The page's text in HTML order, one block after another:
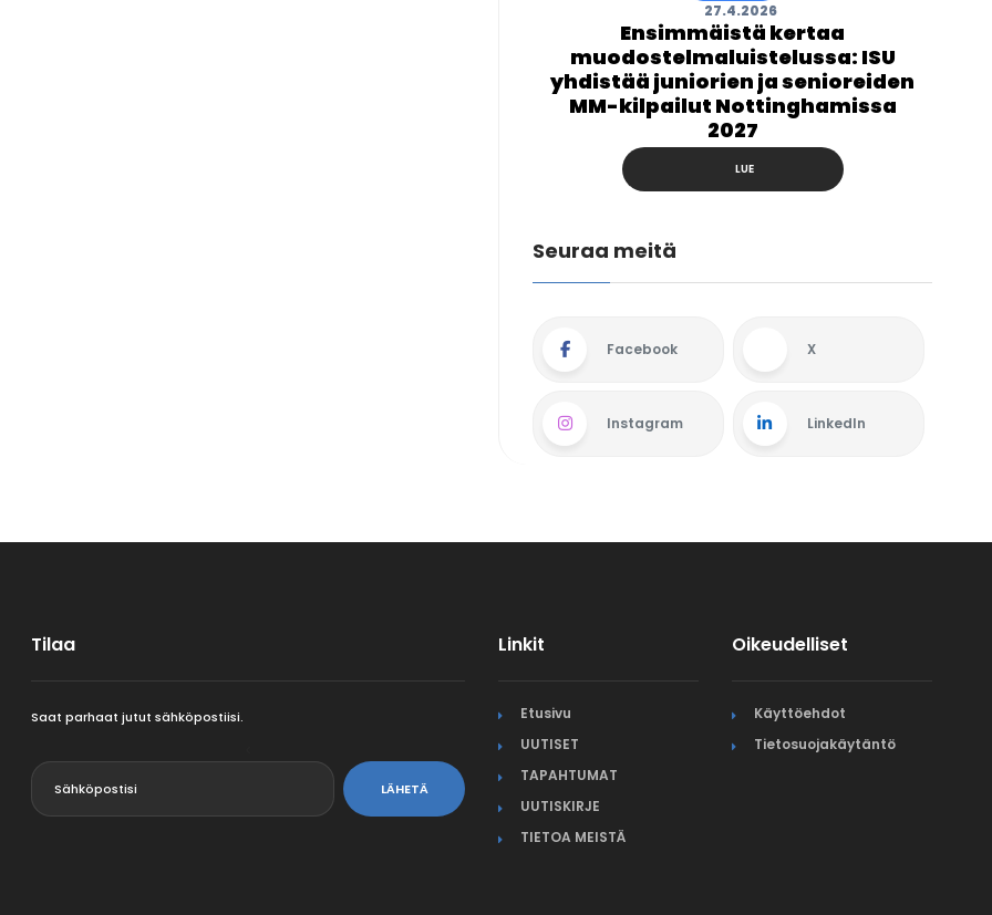
27.4.2026
Ensimmäistä kertaa
muodostelmaluistelussa: ISU
yhdistää juniorien ja senioreiden
MM-kilpailut Nottinghamissa
2027
LUE
Seuraa meitä
Facebook X
Instagram LinkedIn
Tilaa
Saat parhaat jutut sähköpostiisi.
LÄHETÄ
Linkit
Etusivu
UUTISET
TAPAHTUMAT
UUTISKIRJE
TIETOA MEISTÄ
Oikeudelliset
Käyttöehdot
Tietosuojakäytäntö